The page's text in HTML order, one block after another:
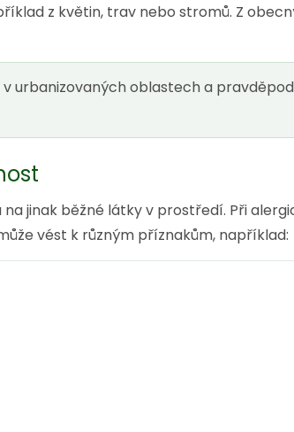
z květin, trav nebo stromů. Z
urbanizovaných oblastech a
jinak běžné látky v prostředí. Při
vést k různým příznakům, například: